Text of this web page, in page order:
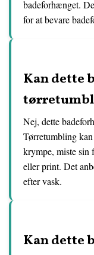
badeforhænget.
for at bevare
Kan dette
Nej, dette
Tørretumbling
krympe, miste sin
eller print. Det
efter vask.
Kan dette